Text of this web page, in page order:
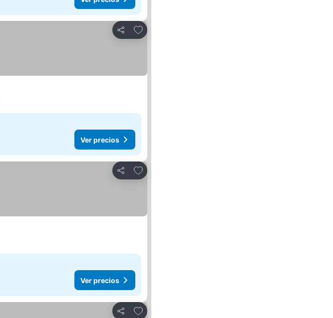
Compartir
Agregar a favoritos
Ver precios
Compartir
Agregar a favoritos
Ver precios
Compartir
Agregar a favoritos